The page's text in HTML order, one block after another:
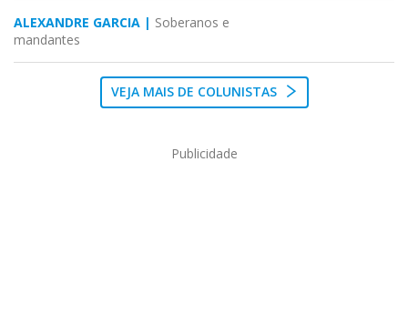
ALEXANDRE GARCIA | Soberanos e
mandantes
VEJA MAIS DE COLUNISTAS
Publicidade